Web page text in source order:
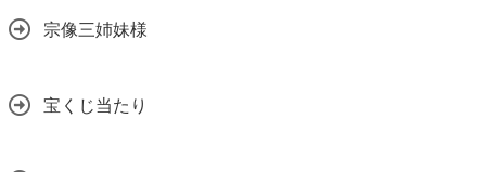
宗像三姉妹様
宝くじ当たり